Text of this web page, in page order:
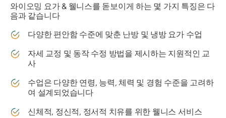
와이오밍 요가 & 웰니스를 돋보이게 하는 몇 가지 특징은 다
음과 같습니다
다양한 편안함 수준에 맞춘 난방 및 냉방 요가 수업
자세 교정 및 동작 수정 방법을 제시하는 지원적인 교
사
수업은 다양한 연령, 능력, 체력 및 경험 수준을 고려하
여 설계되었습니다
신체적, 정신적, 정서적 치유를 위한 웰니스 서비스